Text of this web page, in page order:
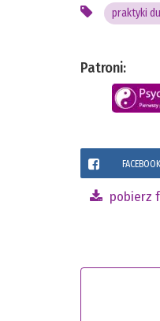
praktyki
Patroni:
FACEBOOK
pobierz